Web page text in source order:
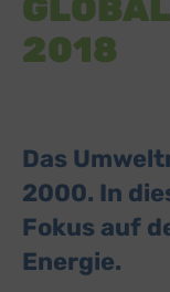
2018
Das
2000. In
Fokus auf
Energie.